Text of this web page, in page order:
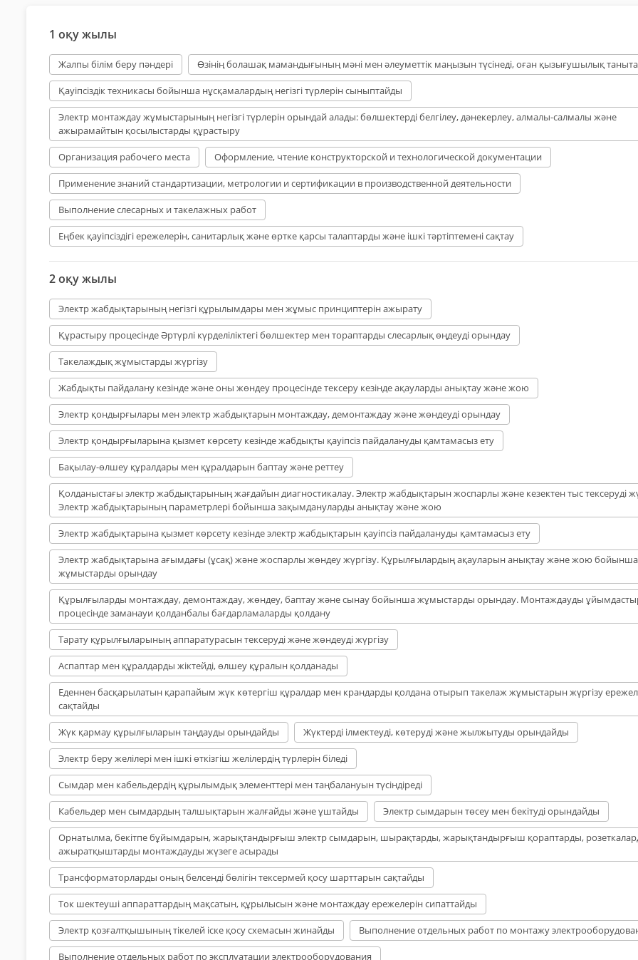
1 оқу жылы
Жалпы білім беру пәндері Өзінің болашақ мамандығының мәні мен әлеуметтік маңызын түсінеді, оған қызығушылық
Қауіпсіздік техникасы бойынша нұсқамалардың негізгі түрлерін сыныптайды
Электр монтаждау жұмыстарының негізгі түрлерін орындай алады: бөлшектерді белгілеу, дәнекерлеу, алмалы-салмалы және
ажырамайтын қосылыстарды құрастыру
Организация рабочего места Оформление, чтение конструкторской и технологической документации
Применение знаний стандартизации, метрологии и сертификации в производственной деятельности
Выполнение слесарных и такелажных работ
Еңбек қауіпсіздігі ережелерін, санитарлық және өртке қарсы талаптарды және ішкі тәртіптемені сақтау
2 оқу жылы
Электр жабдықтарының негізгі құрылымдары мен жұмыс принциптерін ажырату
Құрастыру процесінде Әртүрлі күрделіліктегі бөлшектер мен тораптарды слесарлық өңдеуді орындау
Такелаждық жұмыстарды жүргізу
Жабдықты пайдалану кезінде және оны жөндеу процесінде тексеру кезінде ақауларды анықтау және жою
Электр қондырғылары мен электр жабдықтарын монтаждау, демонтаждау және жөндеуді орындау
Электр қондырғыларына қызмет көрсету кезінде жабдықты қауіпсіз пайдалануды қамтамасыз ету
Бақылау-өлшеу құралдары мен құралдарын баптау және реттеу
Қолданыстағы электр жабдықтарының жағдайын диагностикалау. Электр жабдықтарын жоспарлы және кезектен тыс тексеруді
Электр жабдықтарының параметрлері бойынша зақымдануларды анықтау және жою
Электр жабдықтарына қызмет көрсету кезінде электр жабдықтарын қауіпсіз пайдалануды қамтамасыз ету
Электр жабдықтарына ағымдағы (ұсақ) және жоспарлы жөндеу жүргізу. Құрылғылардың ақауларын анықтау және жою бойынша
жұмыстарды орындау
Құрылғыларды монтаждау, демонтаждау, жөндеу, баптау және сынау бойынша жұмыстарды орындау. Монтаждауды
процесінде заманауи қолданбалы бағдарламаларды қолдану
Тарату құрылғыларының аппаратурасын тексеруді және жөндеуді жүргізу
Аспаптар мен құралдарды жіктейді, өлшеу құралын қолданады
Еденнен басқарылатын қарапайым жүк көтергіш құралдар мен крандарды қолдана отырып такелаж жұмыстарын жүргізу
сақтайды
Жүк қармау құрылғыларын таңдауды орындайды Жүктерді ілмектеуді, көтеруді және жылжытуды орындайды
Электр беру желілері мен ішкі өткізгіш желілердің түрлерін біледі
Сымдар мен кабельдердің құрылымдық элементтері мен таңбалануын түсіндіреді
Кабельдер мен сымдардың талшықтарын жалғайды және ұштайды Электр сымдарын төсеу мен бекітуді орындайды
Орнатылма, бекітпе бұйымдарын, жарықтандырғыш электр сымдарын, шырақтарды, жарықтандырғыш қораптарды,
ажыратқыштарды монтаждауды жүзеге асырады
Трансформаторларды оның белсенді бөлігін тексермей қосу шарттарын сақтайды
Ток шектеуші аппараттардың мақсатын, құрылысын және монтаждау ережелерін сипаттайды
Электр қозғалтқышының тікелей іске қосу схемасын жинайды Выполнение отдельных работ по монтажу
Выполнение отдельных работ по эксплуатации электрооборудования